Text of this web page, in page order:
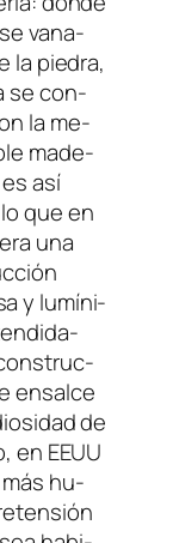
va­na­
la pie­dra,
se con­
la me­
ma­de­
así
que en
una
y lu­mí­ni­
en­sal­ce
de
en EEUU
hu­